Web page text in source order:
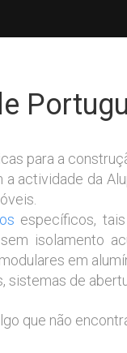
para a
actividade da
específicos,
isolamento
em
de
que não